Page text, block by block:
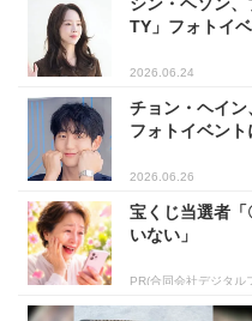
TY」フォトイ
2026.06.24
チョン・ヘイン
フォトイベン
2026.06.26
宝くじ当選者
いない」
PR(合同会社デジタル